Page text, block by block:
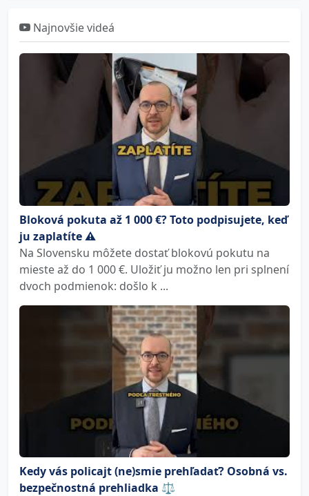
Najnovšie videá
Bloková pokuta až 1 000 €? Toto podpisujete, keď
ju zaplatíte ⚠️
Na Slovensku môžete dostať blokovú pokutu na
mieste až do 1 000 €. Uložiť ju možno len pri splnení
dvoch podmienok: došlo k ...
Kedy vás policajt (ne)smie prehľadať? Osobná vs.
bezpečnostná prehliadka ⚖️